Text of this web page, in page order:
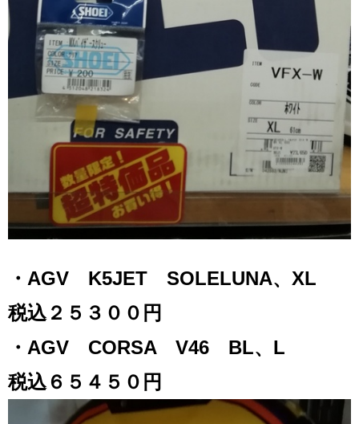
・AGV K5JET SOLELUNA、XL
税込２５３００円
・AGV CORSA V46 BL、L
税込６５４５０円